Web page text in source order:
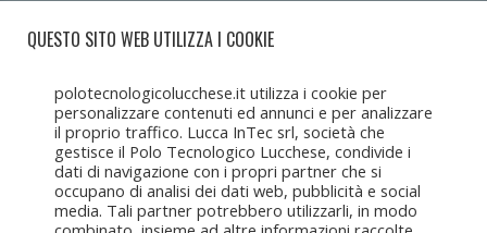
QUESTO SITO WEB UTILIZZA I COOKIE
polotecnologicolucchese.it utilizza i cookie per
personalizzare contenuti ed annunci e per analizzare
il proprio traffico. Lucca InTec srl, società che
gestisce il Polo Tecnologico Lucchese, condivide i
dati di navigazione con i propri partner che si
occupano di analisi dei dati web, pubblicità e social
media. Tali partner potrebbero utilizzarli, in modo